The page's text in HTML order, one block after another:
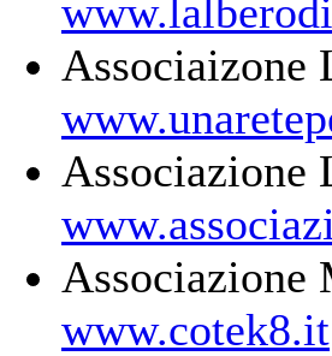
Associaizone
Associazione
Associazione
www.cotek8.it